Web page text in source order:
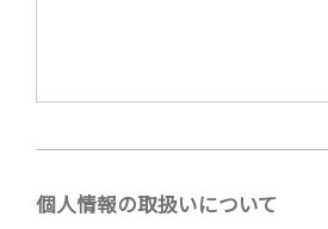
個人情報の取扱いについて